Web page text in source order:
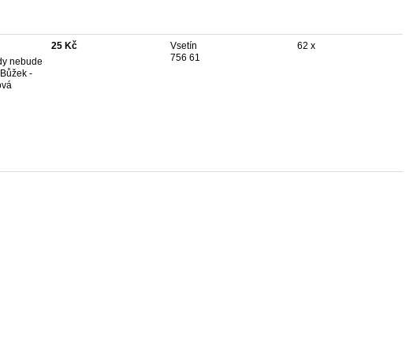
nebude
-
25 Kč
Vsetín
756 61
62 x